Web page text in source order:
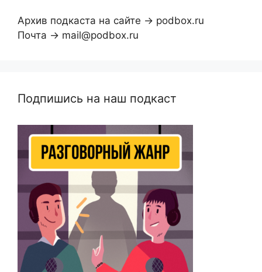
Архив подкаста на сайте → podbox.ru
Почта → mail@podbox.ru
Подпишись на наш подкаст